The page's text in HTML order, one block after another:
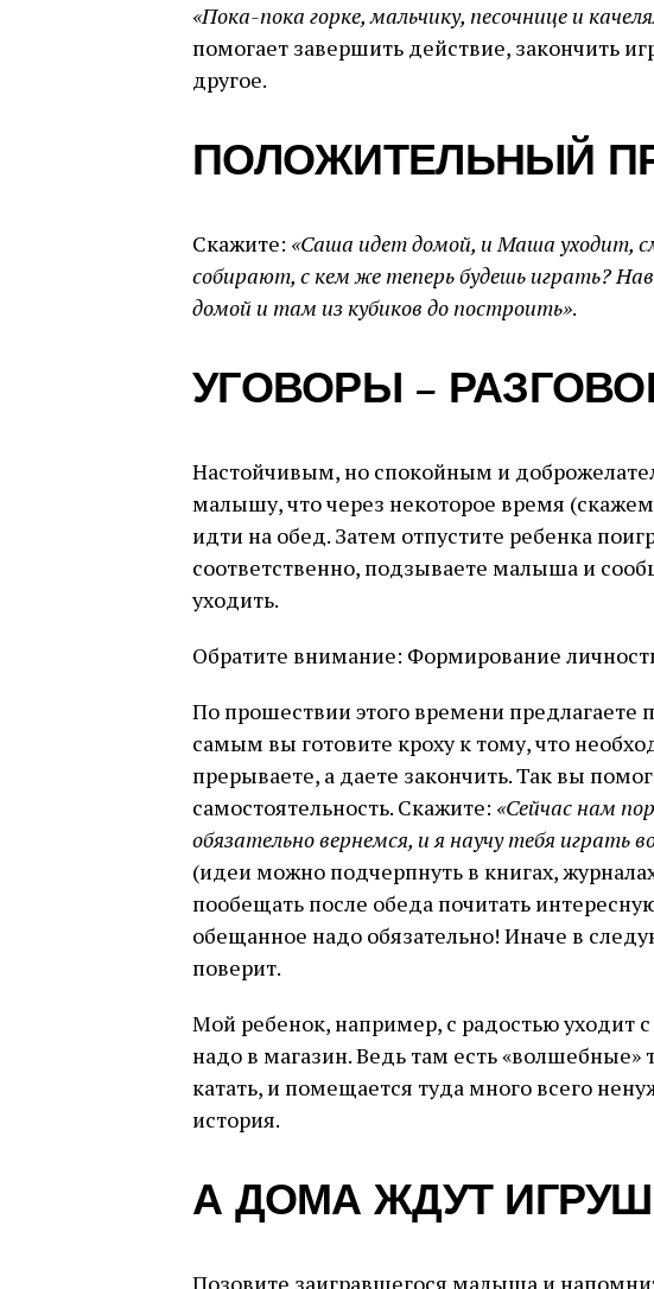
«Пока-пока горке, мальчику, песочнице и
помогает завершить действие, закончить
другое.
ПОЛОЖИТЕЛЬНЫЙ
Скажите: «Саша идет домой, и Маша уходит,
собирают, с кем же теперь будешь играть?
домой и там из кубиков до построить».
УГОВОРЫ –
Настойчивым, но спокойным и
малышу, что через некоторое время
идти на обед. Затем отпустите ребенка
соответственно, подзываете малыша и
уходить.
Обратите внимание: Формирование
По прошествии этого времени
самым вы готовите кроху к тому, что
прерываете, а даете закончить. Так вы
самостоятельность. Скажите: «Сейчас нам
обязательно вернемся, и я научу тебя играть
(идеи можно подчерпнуть в книгах,
пообещать после обеда почитать
обещанное надо обязательно! Иначе в
поверит.
Мой ребенок, например, с радостью уходит
надо в магазин. Ведь там есть «волшебные»
катать, и помещается туда много всего
история.
А ДОМА ЖДУТ